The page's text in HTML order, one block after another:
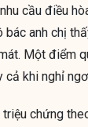
cầu điều
anh chị
Một điểm
cả khi nghỉ
chứng